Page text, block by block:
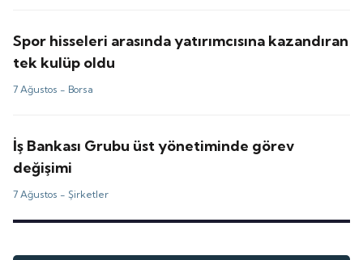
Spor hisseleri arasında yatırımcısına kazandıran
tek kulüp oldu
7 Ağustos - Borsa
İş Bankası Grubu üst yönetiminde görev
değişimi
7 Ağustos -Şirketler